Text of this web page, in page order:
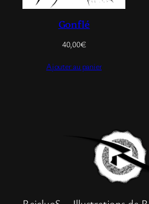
Gonflé
40,00€
Ajouter au panier